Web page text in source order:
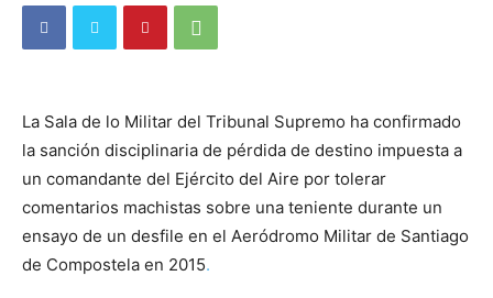
La Sala de lo Militar del Tribunal Supremo ha confirmado
la sanción disciplinaria de pérdida de destino impuesta a
un comandante del Ejército del Aire por tolerar
comentarios machistas sobre una teniente durante un
ensayo de un desfile en el Aeródromo Militar de Santiago
de Compostela en 2015.